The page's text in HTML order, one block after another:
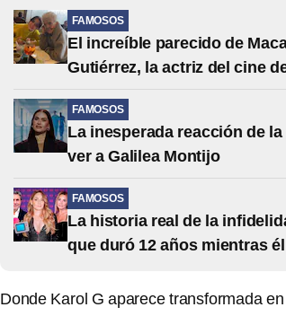
FAMOSOS
El increíble parecido de
Gutiérrez, la actriz del cine
FAMOSOS
La inesperada reacción de
ver a Galilea Montijo
FAMOSOS
La historia real de la
que duró 12 años mientras
Donde Karol G aparece transformada